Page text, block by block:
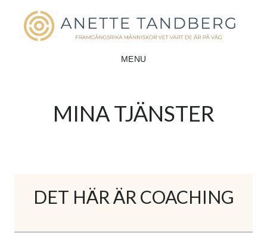
MENU
MINA TJÄNSTER
DET HÄR ÄR COACHING